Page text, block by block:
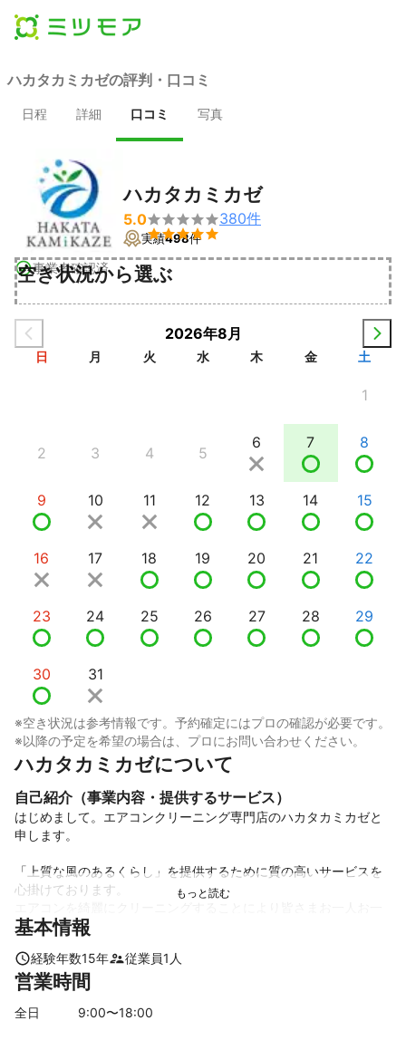
ハカタカミカゼの評判・口コミ
日程 詳細 口コミ 写真
事業者確認済
ハカタカミカゼ
5.0

380件
実績498件
空き状況から選ぶ
2026年8月
日 月 火 水 木 金 土
1
2 3 4 5
6 7 8
9 10 11 12 13 14 15
16 17 18 19 20 21 22
23 24 25 26 27 28 29
30 31
※空き状況は参考情報です。予約確定にはプロの確認が必要です。
※以降の予定を希望の場合は、プロにお問い合わせください。
ハカタカミカゼについて
自己紹介（事業内容・提供するサービス）
はじめまして。エアコンクリーニング専門店のハカタカミカゼと
申します。
「上質な風のあるくらし」を提供するために質の高いサービスを
心掛けております。
人が健やかな生活を送られることを心から願っています。
〈対応エリアとスケジュール〉
幅広く多くのお客さまへサービスをお届けできるよう、月の前半
基本情報
経験年数15年 従業員1 人
営業時間
全日 9:00〜18:00